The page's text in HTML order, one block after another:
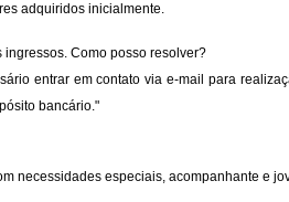
adquiridos inicialmente.
Como posso resolver?
entrar em contato via e-mail para
bancário."
necessidades especiais, acompanhante e